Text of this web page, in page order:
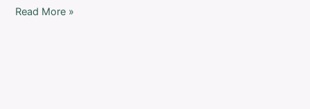
Read More »